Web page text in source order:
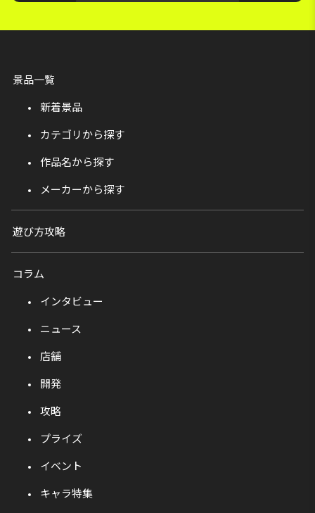
景品一覧
新着景品
カテゴリから探す
作品名から探す
メーカーから探す
遊び方攻略
コラム
インタビュー
ニュース
店舗
開発
攻略
プライズ
イベント
キャラ特集